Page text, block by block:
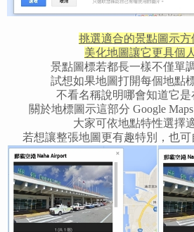
挑選適合的景點圖示方
美化地圖讓它更具個
景點圖標若都長一樣不僅單
試想如果地圖打開每個地點
不看名稱說明哪會知道它是
關於地標圖示這部分 Google
大家可依地點特性選擇
若想讓整張地圖更有趣特別，也可